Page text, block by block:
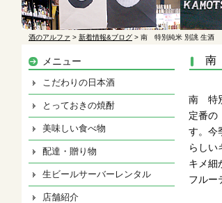
酒のアルファ > 新着情報&ブログ > 南 特別純米 別誂 生酒
南
南 特
定番の
す。今
らしい
キメ細
フルー
メニュー
こだわりの日本酒
とっておきの焼酎
美味しい食べ物
配達・贈り物
生ビールサーバーレンタル
店舗紹介